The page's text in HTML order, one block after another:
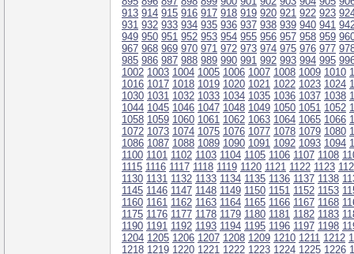
913 914 915 916 917 918 919 920 921 922 923
931 932 933 934 935 936 937 938 939 940 941
949 950 951 952 953 954 955 956 957 958 959
967 968 969 970 971 972 973 974 975 976 977
985 986 987 988 989 990 991 992 993 994 995
1002 1003 1004 1005 1006 1007 1008 1009 1010
1016 1017 1018 1019 1020 1021 1022 1023 1024
1030 1031 1032 1033 1034 1035 1036 1037 1038
1044 1045 1046 1047 1048 1049 1050 1051 1052
1058 1059 1060 1061 1062 1063 1064 1065 1066
1072 1073 1074 1075 1076 1077 1078 1079 1080
1086 1087 1088 1089 1090 1091 1092 1093 1094
1100 1101 1102 1103 1104 1105 1106 1107 1108
1115 1116 1117 1118 1119 1120 1121 1122 1123
1130 1131 1132 1133 1134 1135 1136 1137 1138
1145 1146 1147 1148 1149 1150 1151 1152 1153
1160 1161 1162 1163 1164 1165 1166 1167 1168
1175 1176 1177 1178 1179 1180 1181 1182 1183
1190 1191 1192 1193 1194 1195 1196 1197 1198
1204 1205 1206 1207 1208 1209 1210 1211 1212
1218 1219 1220 1221 1222 1223 1224 1225 1226